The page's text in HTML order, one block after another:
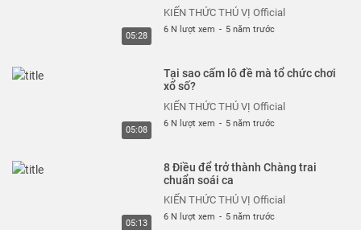
05:39
KIẾN THỨC THÚ VỊ Official
7 N lượt xem - 5 năm trước
05:33
Nguyên lý hoạt động của Bom
Nguyên tử? - Giải thích siêu dễ
hiểu
KIẾN THỨC THÚ VỊ Official
7 N lượt xem - 5 năm trước
05:26
Việt Nam thật kỳ lạ
KIẾN THỨC THÚ VỊ Official
8 N lượt xem - 5 năm trước
05:28
KIẾN THỨC THÚ VỊ Official
6 N lượt xem - 5 năm trước
05:08
Tại sao cấm lô đề mà tổ chức chơi
xổ số?
KIẾN THỨC THÚ VỊ Official
6 N lượt xem - 5 năm trước
05:13
8 Điều để trở thành Chàng trai
chuẩn soái ca
KIẾN THỨC THÚ VỊ Official
6 N lượt xem - 5 năm trước